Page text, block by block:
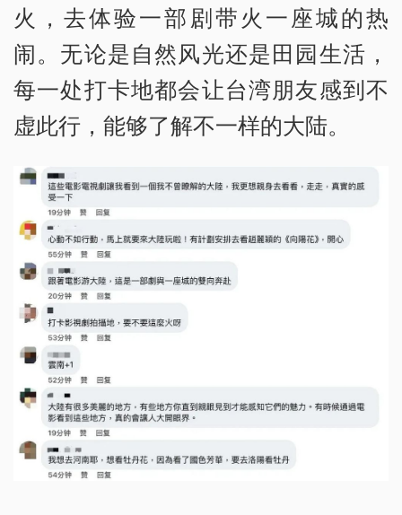
火，去体验一部剧带火一座城的热
闹。无论是自然风光还是田园生活，
每一处打卡地都会让台湾朋友感到不
虚此行，能够了解不一样的大陆。